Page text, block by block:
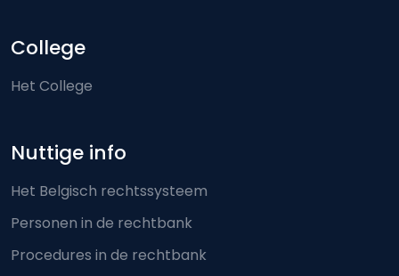
College
Het College
Nuttige info
Het Belgisch rechtssysteem
Personen in de rechtbank
Procedures in de rechtbank